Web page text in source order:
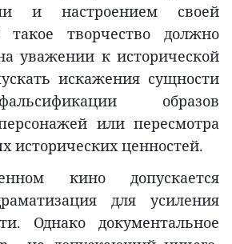
и настроением своей
такое творчество должно
уважении к исторической
искажения сущности
образов
или пересмотра
исторических ценностей.
кино допускается
для усиления
Однако документальное